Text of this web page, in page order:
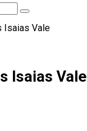
Isaias Vale
Isaias Vale